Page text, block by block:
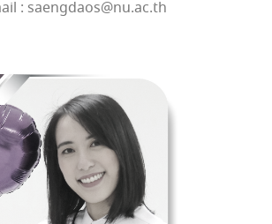
: saengdaos@nu.ac.th